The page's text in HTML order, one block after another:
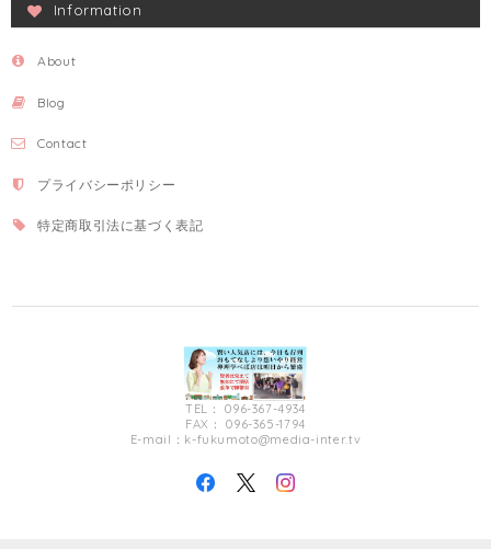
Information
About
Blog
Contact
プライバシーポリシー
特定商取引法に基づく表記
TEL： 096-367-4934
FAX： 096-365-1794
E-mail： k-fukumoto@media-inter.tv